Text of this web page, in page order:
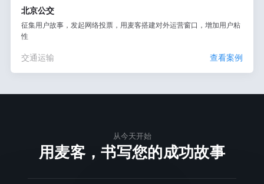
北京公交
征集用户故事，发起网络投票，用麦客搭建对外运营窗口，增加用户粘
性
交通运输 查看案例
从今天开始
用麦客，书写您的成功故事